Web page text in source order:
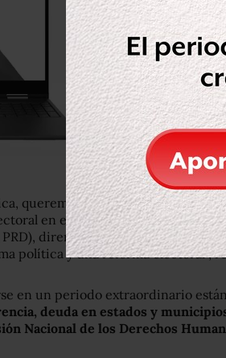
queremos una reforma política
en el extraordinario que
diremos que es parte del
política y una reforma electoral”,
en un periodo extraordinario
deuda en estados y
Nacional de los Derechos